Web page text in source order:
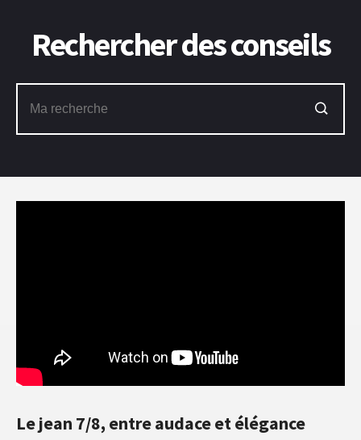
Le jean 7/8, entre audace et élégance
Rechercher des conseils